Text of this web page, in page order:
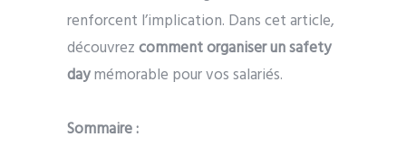
renforcent l’implication. Dans cet article,
découvrezcomment organiser un safety
daymémorable pour vos salariés.
Sommaire :